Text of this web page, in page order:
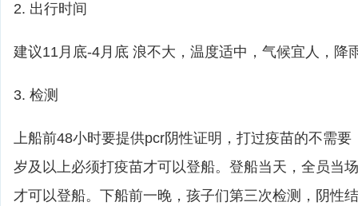
2. 出行时间
建议11月底-4月底 浪不大，温度适中，气候宜人，降
3. 检测
上船前48小时要提供pcr阴性证明，打过疫苗的不需要
岁及以上必须打疫苗才可以登船。登船当天，全员当
才可以登船。下船前一晚，孩子们第三次检测，阴性